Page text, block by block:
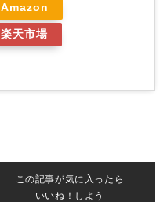
Amazon
楽天市場
この記事が気に入ったら
いいね！しよう